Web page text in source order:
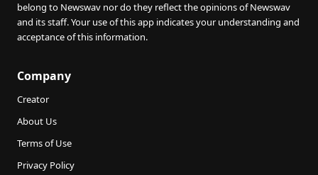
belong to Newswav nor do they reflect the opinions of Newswav
and its staff. Your use of this app indicates your understanding and
acceptance of this information.
Company
Creator
About Us
Terms of Use
Privacy Policy